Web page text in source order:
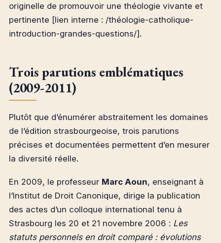
originelle de promouvoir une théologie vivante et
pertinente [lien interne : /théologie-catholique-
introduction-grandes-questions/].
Trois parutions emblématiques
(2009-2011)
Plutôt que d’énumérer abstraitement les domaines
de l’édition strasbourgeoise, trois parutions
précises et documentées permettent d’en mesurer
la diversité réelle.
En 2009, le professeur Marc Aoun, enseignant à
l’Institut de Droit Canonique, dirige la publication
des actes d’un colloque international tenu à
Strasbourg les 20 et 21 novembre 2006 : Les
statuts personnels en droit comparé : évolutions